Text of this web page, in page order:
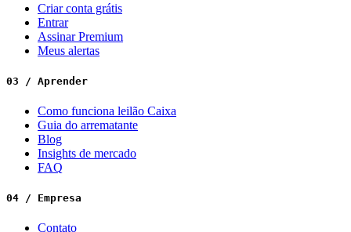
Criar conta grátis
Entrar
Assinar Premium
Meus alertas
03 / Aprender
Como funciona leilão Caixa
Guia do arrematante
Blog
Insights de mercado
FAQ
04 / Empresa
Contato